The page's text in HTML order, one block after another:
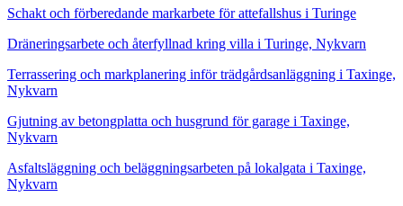
Schakt och förberedande markarbete för attefallshus i Turinge
Dräneringsarbete och återfyllnad kring villa i Turinge, Nykvarn
Terrassering och markplanering inför trädgårdsanläggning i Taxinge,
Nykvarn
Gjutning av betongplatta och husgrund för garage i Taxinge,
Nykvarn
Asfaltsläggning och beläggningsarbeten på lokalgata i Taxinge,
Nykvarn